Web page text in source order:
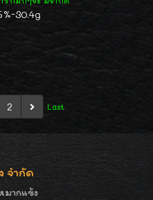
30.4g
2 Last
จำกัด
มากแข้ง